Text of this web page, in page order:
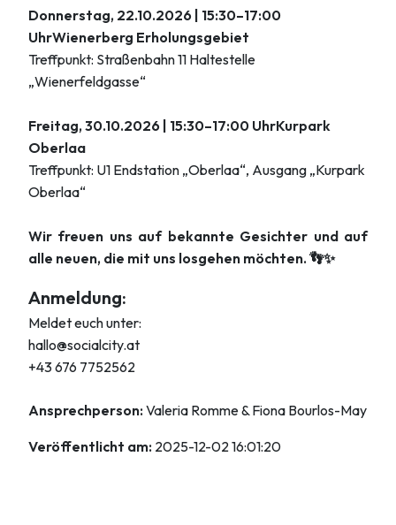
Donnerstag, 22.10.2026 | 15:30–17:00
UhrWienerberg Erholungsgebiet
Treffpunkt: Straßenbahn 11 Haltestelle
„Wienerfeldgasse“
Freitag, 30.10.2026 | 15:30–17:00 UhrKurpark
Oberlaa
Treffpunkt: U1 Endstation „Oberlaa“, Ausgang „Kurpark
Oberlaa“
Wir freuen uns auf bekannte Gesichter und auf
alle neuen, die mit uns losgehen möchten. 👣✨
Anmeldung:
Meldet euch unter:
hallo@socialcity.at
+43 676 7752562
Ansprechperson:Valeria Romme & Fiona Bourlos-May
Veröffentlicht am: 2025-12-02 16:01:20